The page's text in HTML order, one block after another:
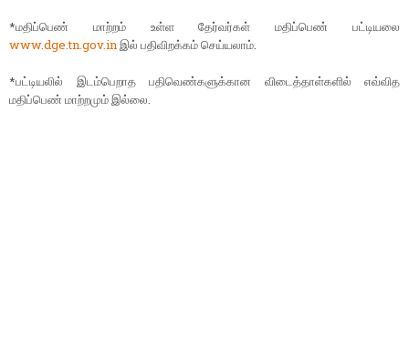
*மதிப்பெண் மாற்றம் உள்ள தேர்வர்கள் மதிப்பெண் பட்டியலை
www.dge.tn.gov.inஇல் பதிவிறக்கம் செய்யலாம்.
*பட்டியலில் இடம்பெறாத பதிவெண்களுக்கான விடைத்தாள்களில் எவ்வித
மதிப்பெண் மாற்றமும் இல்லை.